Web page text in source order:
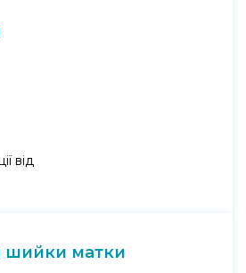
від
шийки матки